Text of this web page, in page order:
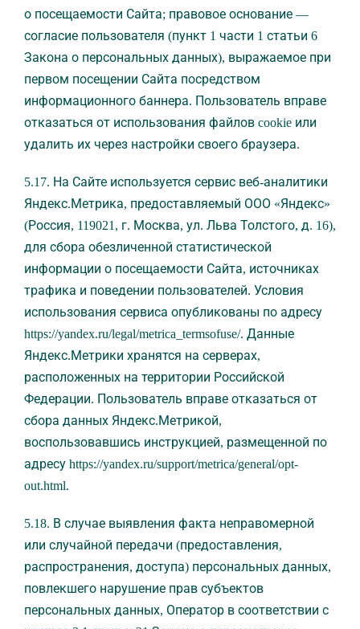
о посещаемости Сайта; правовое основание —
согласие пользователя (пункт 1 части 1 статьи 6
Закона о персональных данных), выражаемое при
первом посещении Сайта посредством
информационного баннера. Пользователь вправе
отказаться от использования файлов cookie или
удалить их через настройки своего браузера.
5.17. На Сайте используется сервис веб-аналитики
Яндекс.Метрика, предоставляемый ООО «Яндекс»
(Россия, 119021, г. Москва, ул. Льва Толстого, д. 16),
для сбора обезличенной статистической
информации о посещаемости Сайта, источниках
трафика и поведении пользователей. Условия
использования сервиса опубликованы по адресу
https://yandex.ru/legal/metrica_termsofuse/. Данные
Яндекс.Метрики хранятся на серверах,
расположенных на территории Российской
Федерации. Пользователь вправе отказаться от
сбора данных Яндекс.Метрикой,
воспользовавшись инструкцией, размещенной по
адресу https://yandex.ru/support/metrica/general/opt-
out.html.
5.18. В случае выявления факта неправомерной
или случайной передачи (предоставления,
распространения, доступа) персональных данных,
повлекшего нарушение прав субъектов
персональных данных, Оператор в соответствии с